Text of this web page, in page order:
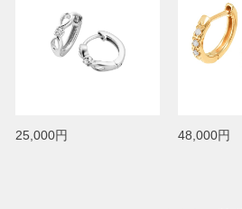
25,000円 48,000円